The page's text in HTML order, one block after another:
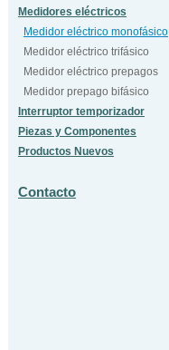
Medidores eléctricos
Medidor eléctrico monofásico
Medidor eléctrico trifásico
Medidor eléctrico prepagos
Medidor prepago bifásico
Interruptor temporizador
Piezas y Componentes
Productos Nuevos
Contacto